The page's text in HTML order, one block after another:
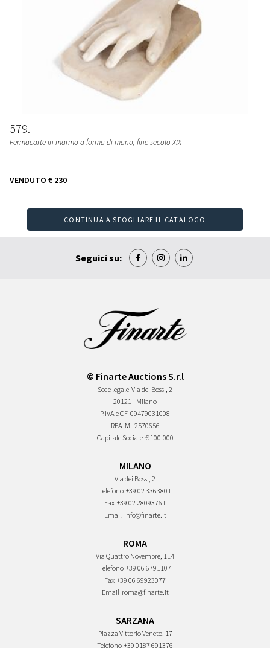
579
Fermacarte in marmo a forma di mano, fine secolo XIX
VENDUTO € 230
CONTINUA A SFOGLIARE IL CATALOGO
Seguici su:
© Finarte Auctions S.r.l
Sede legale Via dei Bossi, 2
20121 - Milano
P.IVA e CF 09479031008
REA MI-2570656
Capitale Sociale € 100.000
MILANO
Via dei Bossi, 2
Telefono +39 02 3363801
Fax +39 02 28093761
Email info@finarte.it
ROMA
Via Quattro Novembre, 114
Telefono +39 06 6791107
Fax +39 06 69923077
Email roma@finarte.it
SARZANA
Piazza Vittorio Veneto, 17
Telefono +39 0187 691376